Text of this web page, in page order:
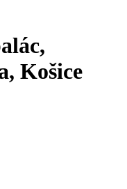
Košice